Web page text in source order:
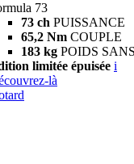
73
73 ch PUISSANCE
65,2 Nm COUPLE
183 kg POIDS
limitée épuisée i
là